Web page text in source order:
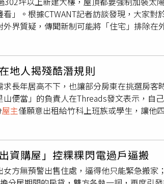
牆加裝的日期。檢方確認本案追訴期滿是
二樓外牆是否犯竊佔罪的兩派學說進行核
檢方認定外牆只是房屋結構體的一部分，
高等法院審理台北市一名攤販，他在路邊
指出，竊佔必須「建立新的占有支配關係
決，騎樓桌椅實際上可以想收就收，不具有
主與房東。這是北檢第三度不起訴，前兩
盟業者完全站得住腳，提告的住戶可另循
頂型光電，因此，屋頂型光電設施的耐風
台共33個光電案場受災，令人擔憂未來屋
／讀者提供）儘管標準提高，還是人心惶
計規劃雖達到標準，施工品質不佳也會為
否存活20年壽命。台灣物業管理學會理事
修與更新責任。觀察目前社區管委會的運
現推延維修更新的情況；平時看不見、非
民生必須設施，例如門禁、升降機、照明
為非民生必須設施，就像健身器材、咖啡
但，游泳池、健身房荒廢不影響安全性，
吹得滿天飄，恐變成高空墜落物！」郭紀
管內政部與經濟部多次就新制內容召開說
皆表示，政策立意良善，但每次新制上路
頂光電新制，最重要的是維護管理和保險
升環境品質，法規強制要求建築要有一定
」。根據CTWANT記者訪談發現，大家對
界質疑，傳聞新制可能將「住宅」排除在
屋頂光電新制會議，由行政院政委陳金德
成為「光電之亂」，傳聞會議結論將排除「
但牽涉層面廣泛，最終仍待公告為準。為
」，8月1日起正式施行新制，凡建築面積
尺即應設置1瓩太陽光電設備。年初才經歷
不足，建築業者急跳腳。（圖／報系資料
，二、優先供應社區公設用電，多餘電力
公共用電使用之外，售出多餘綠電還可挹注
對於新制上路，業者卻避之唯恐不及。由
曾富瑋坦言，「目前建商自己也是迷迷糊
；來不及掛件的可能會等到9、10月後，
地人揭殘酷潛規則
長年居高不下，也讓部分房東在挑選房客
便當」的負責人在Threads發文表示，自
屋主僅願意出租給竹科上班族或學生，讓他
方吃免費便當，引發大批網友熱議。原
設下限制後感到十分意外，忍不住直呼「現
開始懷疑，當地租屋市場是否已出現明顯
已存在多年，甚至可說是當地租屋市場的
購屋」控粿粿閃電過戶逼搬
方無預警出售住處，逼得他只能緊急搬家